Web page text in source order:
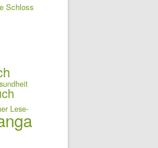
Schloss
Lese-